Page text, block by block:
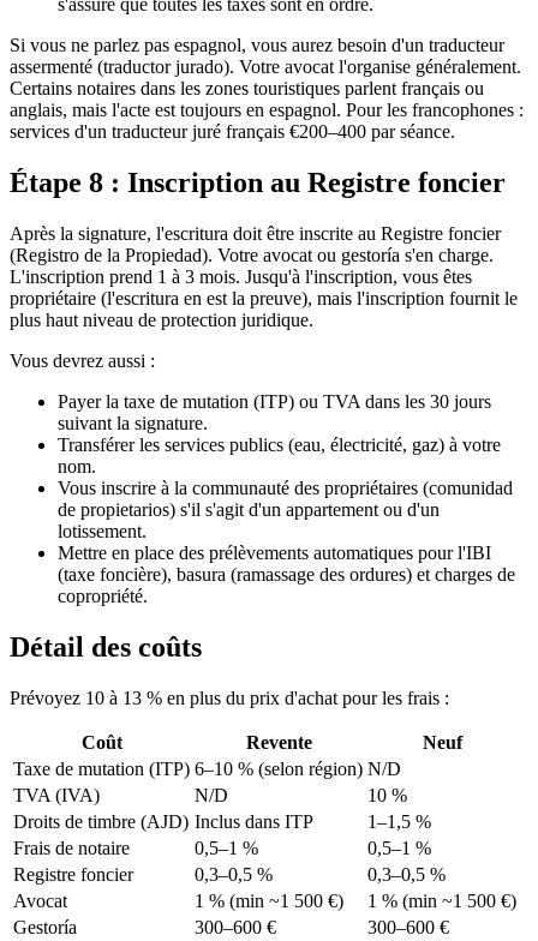
s'assure que toutes les taxes sont en ordre.
Si vous ne parlez pas espagnol, vous aurez besoin d'un traducteur
assermenté (traductor jurado). Votre avocat l'organise généralement.
Certains notaires dans les zones touristiques parlent français ou
anglais, mais l'acte est toujours en espagnol. Pour les francophones :
services d'un traducteur juré français €200–400 par séance.
Étape 8 : Inscription au Registre foncier
Après la signature, l'escritura doit être inscrite au Registre foncier
(Registro de la Propiedad). Votre avocat ou gestoría s'en charge.
L'inscription prend 1 à 3 mois. Jusqu'à l'inscription, vous êtes
propriétaire (l'escritura en est la preuve), mais l'inscription fournit le
plus haut niveau de protection juridique.
Vous devrez aussi :
Payer la taxe de mutation (ITP) ou TVA dans les 30 jours
suivant la signature.
Transférer les services publics (eau, électricité, gaz) à votre
nom.
Vous inscrire à la communauté des propriétaires (comunidad
de propietarios) s'il s'agit d'un appartement ou d'un
lotissement.
Mettre en place des prélèvements automatiques pour l'IBI
(taxe foncière), basura (ramassage des ordures) et charges de
copropriété.
Détail des coûts
Prévoyez 10 à 13 % en plus du prix d'achat pour les frais :
Coût Revente
Neuf
Taxe de mutation (ITP) 6–10 % (selon région) N/D
TVA (IVA)
N/D
10 %
Droits de timbre (AJD) Inclus dans ITP
1–1,5 %
Frais de notaire
0,5–1 %
0,5–1 %
Registre foncier
0,3–0,5 %
0,3–0,5 %
Avocat
1 % (min ~1 500 €)
1 % (min ~1 500 €)
Gestoría
300–600 €
300–600 €